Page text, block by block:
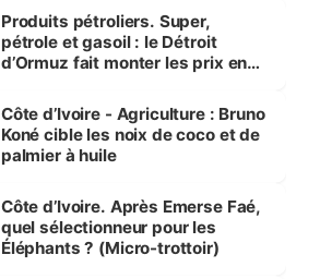
menacées
Produits pétroliers. Super,
pétrole et gasoil : le Détroit
d’Ormuz fait monter les prix en
Côte d’Ivoire - Agriculture : Bruno
Koné cible les noix de coco et de
palmier à huile
Côte d’Ivoire. Après Emerse Faé,
quel sélectionneur pour les
Éléphants ? (Micro-trottoir)